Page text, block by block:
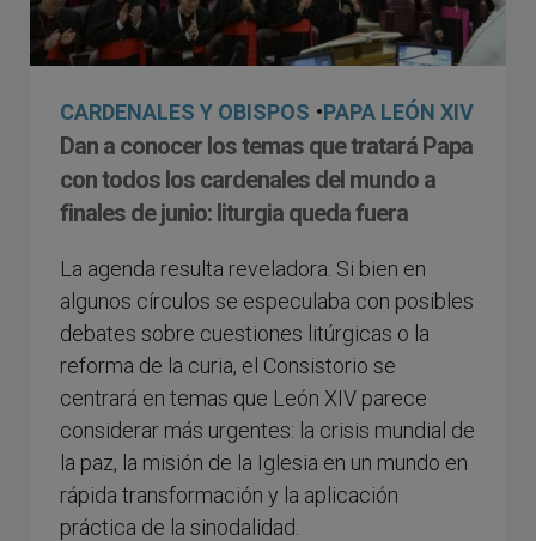
CARDENALES Y OBISPOS •PAPA LEÓN XIV
Dan a conocer los temas que tratará Papa
con todos los cardenales del mundo a
finales de junio: liturgia queda fuera
La agenda resulta reveladora. Si bien en
algunos círculos se especulaba con posibles
debates sobre cuestiones litúrgicas o la
reforma de la curia, el Consistorio se
centrará en temas que León XIV parece
considerar más urgentes: la crisis mundial de
la paz, la misión de la Iglesia en un mundo en
rápida transformación y la aplicación
práctica de la sinodalidad.